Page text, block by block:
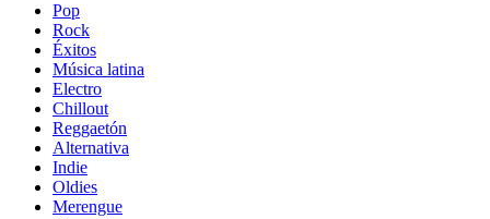
Pop
Rock
Éxitos
Música latina
Electro
Chillout
Reggaetón
Alternativa
Indie
Oldies
Merengue